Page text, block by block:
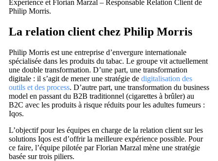
Experience et Florian Marzal – Responsable Relation Client de
Philip Morris.
La relation client chez Philip Morris
Philip Morris est une entreprise d’envergure internationale
spécialisée dans les produits du tabac. Le groupe vit actuellement
une double transformation. D’une part, une transformation
digitale : il s’agit de mener une stratégie de digitalisation des
outils et des process. D’autre part, une transformation du business
model en passant du B2B traditionnel (cigarettes à brûler) au
B2C avec les produits à risque réduits pour les adultes fumeurs :
Iqos.
L’objectif pour les équipes en charge de la relation client sur les
solutions Iqos est d’offrir la meilleure expérience possible. Pour
ce faire, l’équipe pilotée par Florian Marzal mène une stratégie
basée sur trois piliers.